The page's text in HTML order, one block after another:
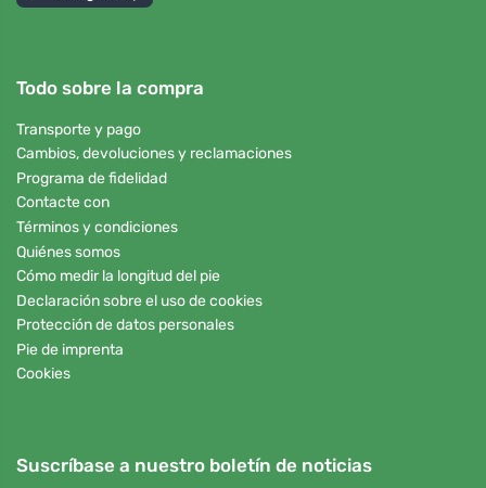
Todo sobre la compra
Transporte y pago
Cambios, devoluciones y reclamaciones
Programa de fidelidad
Contacte con
Términos y condiciones
Quiénes somos
Cómo medir la longitud del pie
Declaración sobre el uso de cookies
Protección de datos personales
Pie de imprenta
Cookies
Suscríbase a nuestro boletín de noticias